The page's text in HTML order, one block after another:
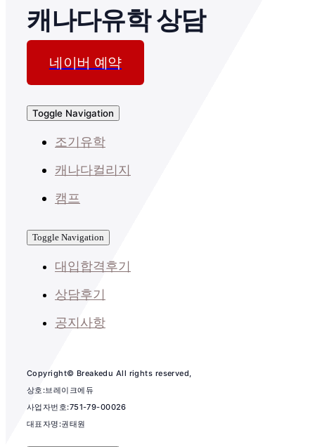
캐나다유학 상담
네이버 예약
Toggle Navigation
조기유학
캐나다컬리지
캠프
Toggle Navigation
대입합격후기
상담후기
공지사항
Copyright© Breakedu All rights reserved,
상호:브레이크에듀
사업자번호:751-79-00026
대표자명:권태원